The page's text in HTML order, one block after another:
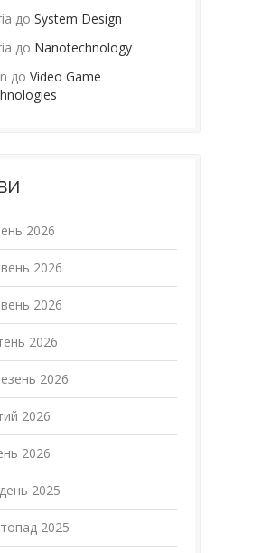
до System Design
до Nanotechnology
до Video Game
2026
2026
2026
2026
2026
2026
2026
2025
2025